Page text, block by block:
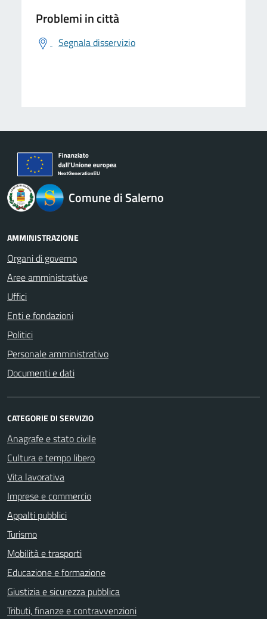
Problemi in città
Segnala disservizio
logo Unione Europea
Comune di Salerno
AMMINISTRAZIONE
Organi di governo
Aree amministrative
Uffici
Enti e fondazioni
Politici
Personale amministrativo
Documenti e dati
CATEGORIE DI SERVIZIO
Anagrafe e stato civile
Cultura e tempo libero
Vita lavorativa
Imprese e commercio
Appalti pubblici
Turismo
Mobilità e trasporti
Educazione e formazione
Giustizia e sicurezza pubblica
Tributi, finanze e contravvenzioni